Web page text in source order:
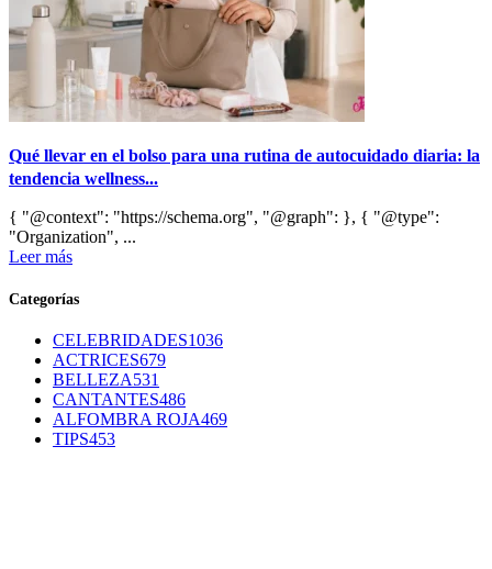
Qué llevar en el bolso para una rutina de autocuidado diaria: la
tendencia wellness...
{ "@context": "https://schema.org", "@graph": }, { "@type":
"Organization", ...
Leer más
Categorías
CELEBRIDADES1036
ACTRICES679
BELLEZA531
CANTANTES486
ALFOMBRA ROJA469
TIPS453